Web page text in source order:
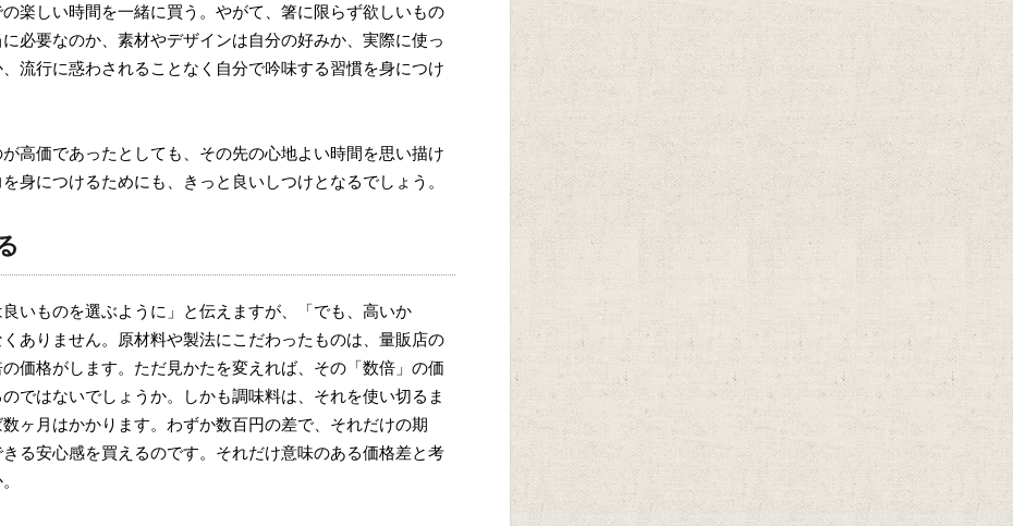
楽しい時間を一緒に買う。やがて、箸に限らず欲しいもの
必要なのか、素材やデザインは自分の好みか、実際に使っ
流行に惑わされることなく自分で吟味する習慣を身につけ
高価であったとしても、その先の心地よい時間を思い描け
身につけるためにも、きっと良いしつけとなるでしょう。
いものを選ぶように」と伝えますが、「でも、高いか
ありません。原材料や製法にこだわったものは、量販店の
価格がします。ただ見かたを変えれば、その「数倍」の価
ではないでしょうか。しかも調味料は、それを使い切るま
ヶ月はかかります。わずか数百円の差で、それだけの期
る安心感を買えるのです。それだけ意味のある価格差と考